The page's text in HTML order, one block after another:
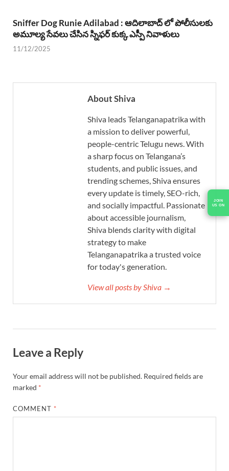
JOIN
US ON
Sniffer Dog Runie Adilabad : ఆదిలాబాద్ లో పోలీసులకు
అమూల్య సేవలు చేసిన స్నిఫర్ కుక్క ఎస్పీ నివాళులు
11/12/2025
About Shiva
Shiva leads Telanganapatrika with
a mission to deliver powerful,
people-centric Telugu news. With
a sharp focus on Telangana’s
students, and public issues, and
trending schemes, Shiva ensures
every update is timely, SEO-rich,
and socially impactful. Passionate
about accessible journalism,
Shiva blends clarity with digital
strategy to make
Telanganapatrika a trusted voice
for today's generation.
View all posts by Shiva →
Leave a Reply
Your email address will not be published. Required fields are
marked *
COMMENT *